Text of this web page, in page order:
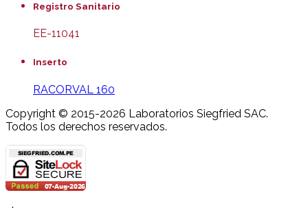
Registro Sanitario
EE-11041
Inserto
RACORVAL 160
Copyright © 2015-2026 Laboratorios Siegfried SAC.
Todos los derechos reservados.